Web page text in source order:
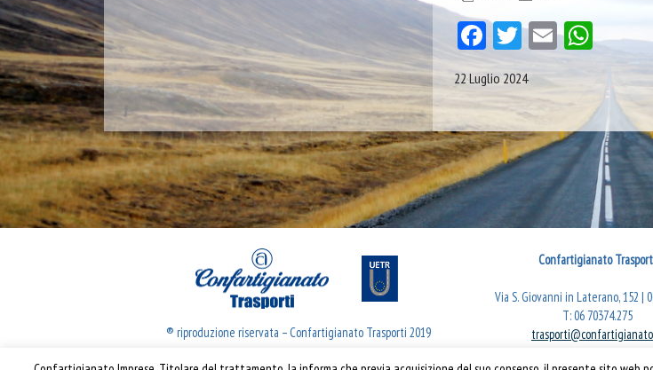
Facebook
Twitter
Email
22 Luglio 2024
® riproduzione riservata – Confartigianato Trasporti 2019
Confartigianato
Via S. Giovanni in Laterano, 152 |
T: 06 70374.275